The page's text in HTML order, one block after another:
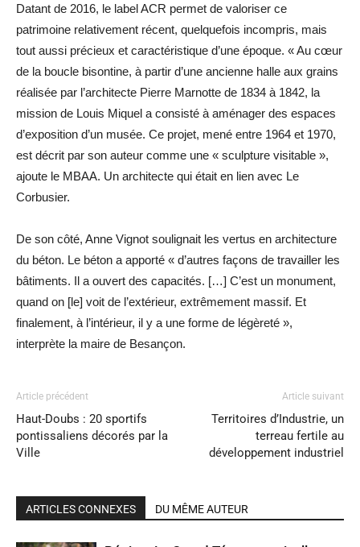
Datant de 2016, le label ACR permet de valoriser ce
patrimoine relativement récent, quelquefois incompris, mais
tout aussi précieux et caractéristique d’une époque. « Au cœur
de la boucle bisontine, à partir d’une ancienne halle aux grains
réalisée par l’architecte Pierre Marnotte de 1834 à 1842, la
mission de Louis Miquel a consisté à aménager des espaces
d’exposition d’un musée. Ce projet, mené entre 1964 et 1970,
est décrit par son auteur comme une « sculpture visitable »,
ajoute le MBAA. Un architecte qui était en lien avec Le
Corbusier.
De son côté, Anne Vignot soulignait les vertus en architecture
du béton. Le béton a apporté « d’autres façons de travailler les
bâtiments. Il a ouvert des capacités. […] C’est un monument,
quand on [le] voit de l’extérieur, extrêmement massif. Et
finalement, à l’intérieur, il y a une forme de légèreté »,
interprète la maire de Besançon.
Article précédent
Haut-Doubs : 20 sportifs
pontissaliens décorés par la
Ville
Article suivant
Territoires d’Industrie, un
terreau fertile au
développement industriel
ARTICLES CONNEXES DU MÊME AUTEUR